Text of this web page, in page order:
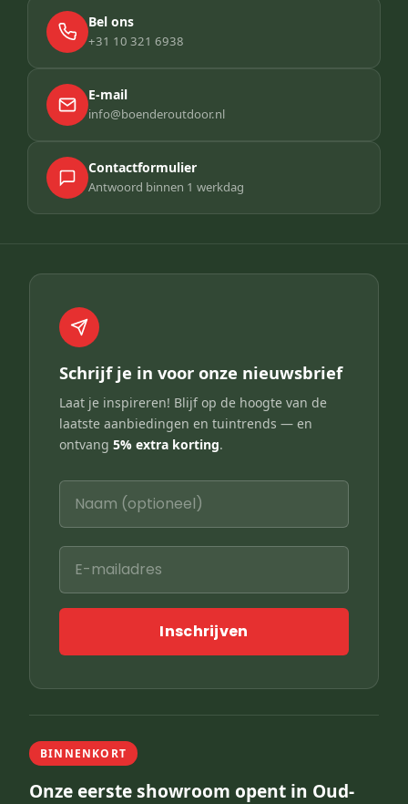
Bel ons
+31 10 321 6938
E-mail
info@boenderoutdoor.nl
Contactformulier
Antwoord binnen 1 werkdag
Schrijf je in voor onze nieuwsbrief
Laat je inspireren! Blijf op de hoogte van de
laatste aanbiedingen en tuintrends — en
ontvang 5% extra korting.
Inschrijven
BINNENKORT
Onze eerste showroom opent in Oud-